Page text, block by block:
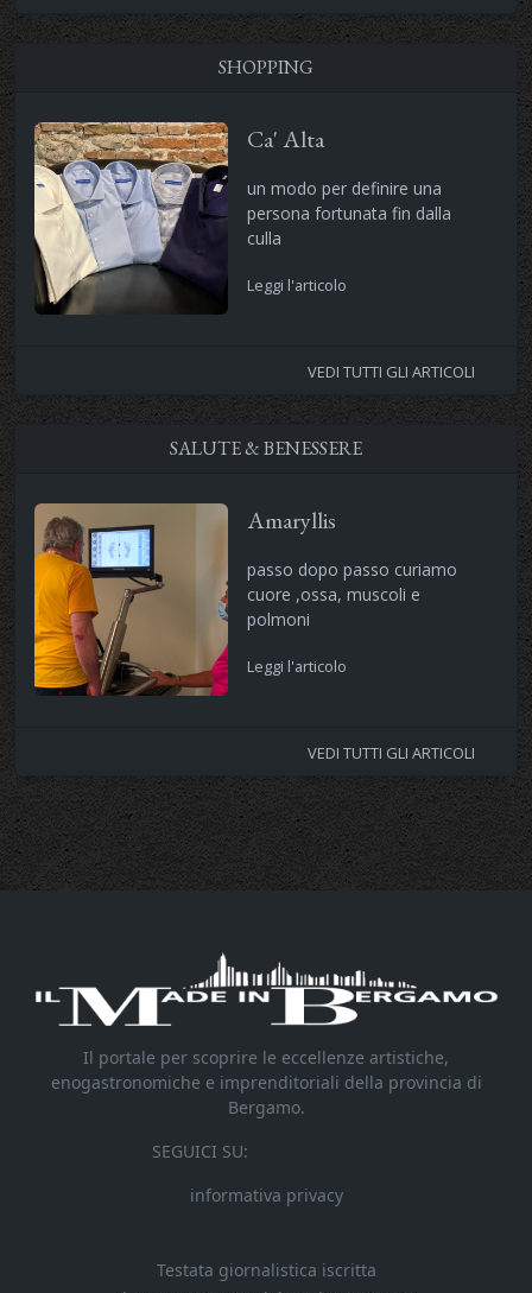
SHOPPING
Ca' Alta
un modo per definire una
persona fortunata fin dalla
culla
Leggi l'articolo
VEDI TUTTI GLI ARTICOLI
SALUTE & BENESSERE
Amaryllis
passo dopo passo curiamo
cuore ,ossa, muscoli e
polmoni
Leggi l'articolo
VEDI TUTTI GLI ARTICOLI
Il portale per scoprire le eccellenze artistiche,
enogastronomiche e imprenditoriali della provincia di
Bergamo.
SEGUICI SU:
informativa privacy
Testata giornalistica iscritta